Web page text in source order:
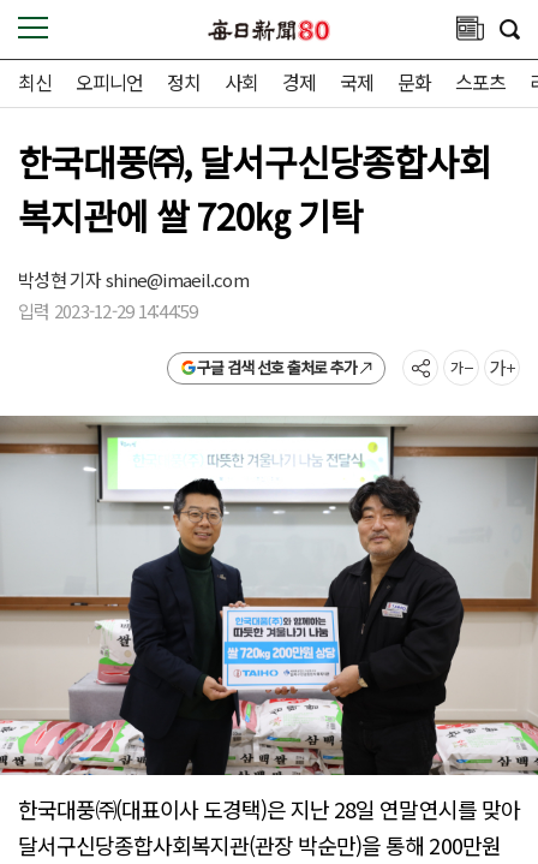
최신 오피니언 정치 사회 경제 국제 문화 스포츠
한국대풍㈜, 달서구신당종합사회
복지관에 쌀 720㎏ 기탁
박성현 기자shine@imaeil.com
입력 2023-12-29 14:44:59
구글 검색 선호 출처로 추가
한국대풍㈜(대표이사 도경택)은 지난 28일 연말연시를 맞아
달서구신당종합사회복지관(관장 박순만)을 통해 200만원